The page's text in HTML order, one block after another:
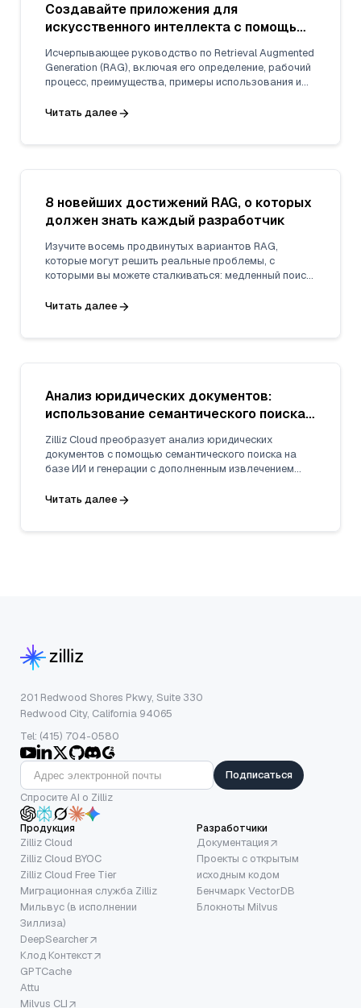
Создавайте приложения для
искусственного интеллекта с помощью
Generation (RAG)
Исчерпывающее руководство по Retrieval Augmented
Generation (RAG), включая его определение, рабочий
процесс, преимущества, примеры использования и
Читать далее
8 новейших достижений RAG, о которых
должен знать каждый разработчик
Изучите восемь продвинутых вариантов RAG,
которые могут решить реальные проблемы, с
которыми вы можете сталкиваться: медленный поиск,
мультимодальных данных и оптимизация ресурсов.
Читать далее
Анализ юридических документов:
использование семантического поиска
инсайтов
Zilliz Cloud преобразует анализ юридических
документов с помощью семантического поиска на
базе ИИ и генерации с дополненным извлечением
векторный поиск, он обеспечивает более быстрый и
Читать далее
201 Redwood Shores Pkwy, Suite 330
Redwood City, California 94065
Tel: (415) 704-0580
Подписаться
Спросите AI о Zilliz
Продукция
Zilliz Cloud
Zilliz Cloud BYOC
Zilliz Cloud Free Tier
Миграционная служба Zilliz
Мильвус (в исполнении
Зиллиза)
DeepSearcher
Клод Контекст
GPTCache
Attu
Milvus CLI
Разработчики
Документация
Проекты с открытым
исходным кодом
Бенчмарк VectorDB
Блокноты Milvus